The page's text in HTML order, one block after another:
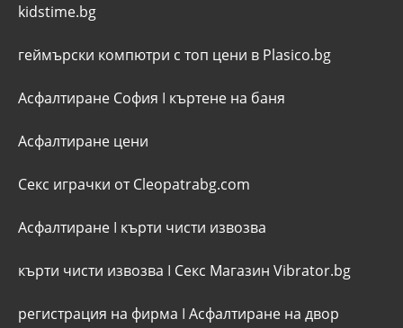
kidstime.bg
геймърски компютри с топ цени в Plasico.bg
Асфалтиране София I къртене на баня
Асфалтиране цени
Секс играчки от Cleopatrabg.com
Асфалтиране I кърти чисти извозва
кърти чисти извозва I Секс Магазин Vibrator.bg
регистрация на фирма I Асфалтиране на двор